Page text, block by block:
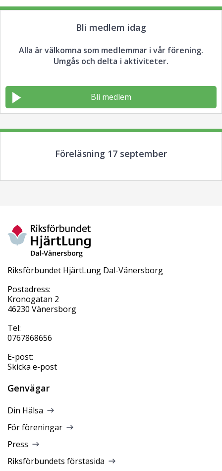
Bli medlem idag
Alla är välkomna som medlemmar i vår förening.
Umgås och delta i aktiviteter.
Bli medlem
Föreläsning 17 september
Riksförbundet HjärtLung Dal-Vänersborg
Postadress:
Kronogatan 2
46230 Vänersborg
Tel:
0767868656
E-post:
Skicka e-post
Genvägar
Din Hälsa
För föreningar
Press
Riksförbundets förstasida